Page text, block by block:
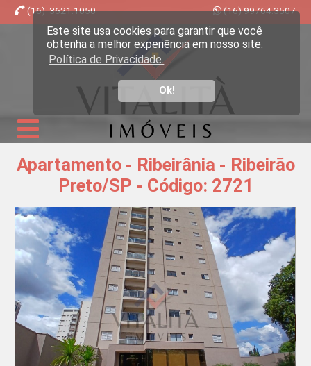
Este site usa cookies para garantir que você
obtenha a melhor experiência em nosso site.
Política de Privacidade.
Ok!
(16) 3621.1050 (16) 99764.3507
Imobiliária Ribeirão Preto - Vitalità Imóveis
Apartamento - Ribeirânia - Ribeirão
Preto/SP - Código: 2721